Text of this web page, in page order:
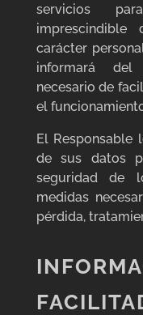
servicios
carácter
informará
necesario de
el
El Responsable
de sus datos
seguridad de
medidas
pérdida,